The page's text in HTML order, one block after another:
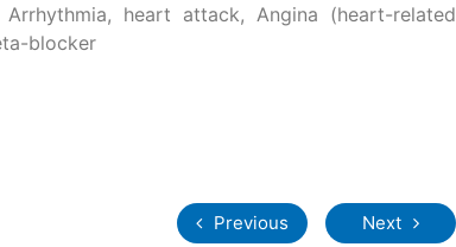
heart attack, Angina (heart-related
blocker
Previous Next